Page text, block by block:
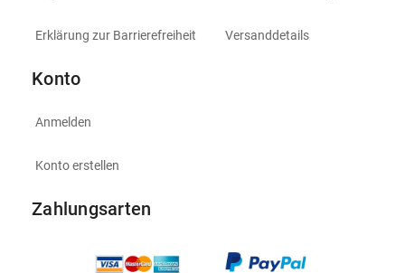
Erklärung zur Barrierefreiheit Versanddetails
Konto
Anmelden
Konto erstellen
Zahlungsarten